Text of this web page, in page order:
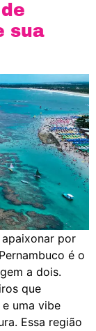
sua
por
é o
a dois.
que
uma vibe
Essa região